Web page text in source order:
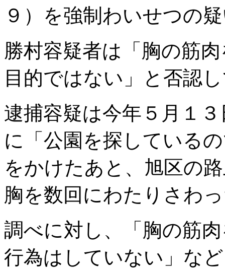
９）を強制わいせつの
勝村容疑者は「胸の筋
目的ではない」と否認
逮捕容疑は今年５月１
に「公園を探している
をかけたあと、旭区の
胸を数回にわたりさわ
調べに対し、「胸の筋
行為はしていない」な